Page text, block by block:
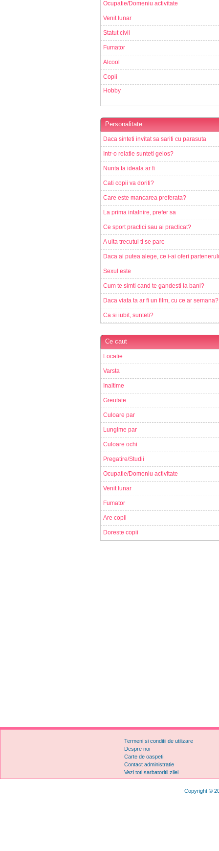
Ocupatie/Domeniu activitate
Venit lunar
Statut civil
Fumator
Alcool
Copii
Hobby
Personalitate
Daca sinteti invitat sa sariti cu parasuta
Intr-o relatie sunteti gelos?
Nunta ta ideala ar fi
Cati copii va doriti?
Care este mancarea preferata?
La prima intalnire, prefer sa
Ce sport practici sau ai practicat?
A uita trecutul ti se pare
Daca ai putea alege, ce i-ai oferi
Sexul este
Cum te simti cand te gandesti la bani?
Daca viata ta ar fi un film, cu ce ar semana?
Ca si iubit, sunteti?
Ce caut
Locatie
Varsta
Inaltime
Greutate
Culoare par
Lungime par
Culoare ochi
Pregatire/Studii
Ocupatie/Domeniu activitate
Venit lunar
Fumator
Are copii
Doreste copii
Termeni si conditii de utilizare
Despre noi
Carte de oaspeti
Contact administratie
Vezi toti sarbatoritii zilei
Copyright ©